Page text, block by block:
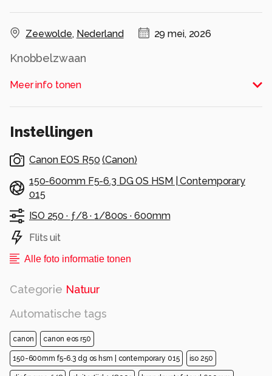
Zeewolde, Nederland 29 mei, 2026
Knobbelzwaan
Alle rechten voorbehouden
Meer info tonen
Instellingen
Canon EOS R50 (Canon)
150-600mm F5-6.3 DG OS HSM | Contemporary
015
ISO 250 · ƒ/8 ·1/800s ·600mm
Flits uit
Alle foto informatie tonen
Categorie Natuur
Automatische tags
canon canon eos r50
150-600mm f5-6.3 dg os hsm | contemporary 015 iso 250